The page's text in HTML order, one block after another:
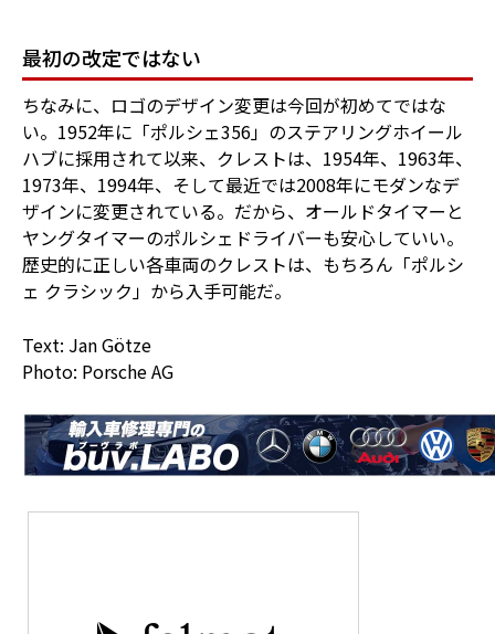
最初の改定ではない
ちなみに、ロゴのデザイン変更は今回が初めてではな
い。1952年に「ポルシェ356」のステアリングホイール
ハブに採用されて以来、クレストは、1954年、1963年、
1973年、1994年、そして最近では2008年にモダンなデ
ザインに変更されている。だから、オールドタイマーと
ヤングタイマーのポルシェドライバーも安心していい。
歴史的に正しい各車両のクレストは、もちろん「ポルシ
ェ クラシック」から入手可能だ。
Text: Jan Götze
Photo: Porsche AG